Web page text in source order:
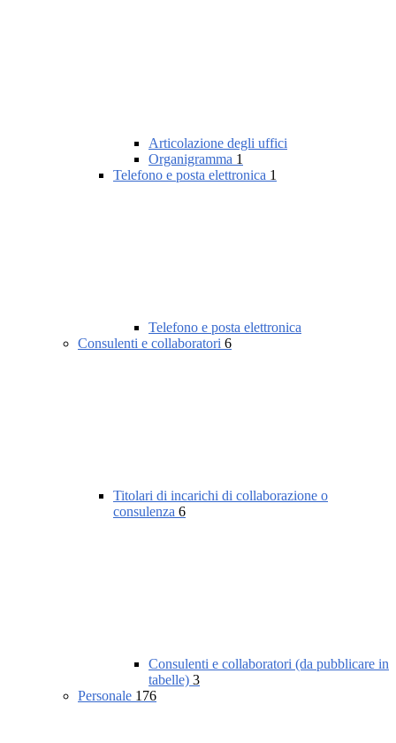
Articolazione degli uffici
Organigramma 1
Telefono e posta elettronica 1
Telefono e posta elettronica
Consulenti e collaboratori 6
Titolari di incarichi di collaborazione o
consulenza 6
Consulenti e collaboratori (da pubblicare in
tabelle) 3
Personale 176